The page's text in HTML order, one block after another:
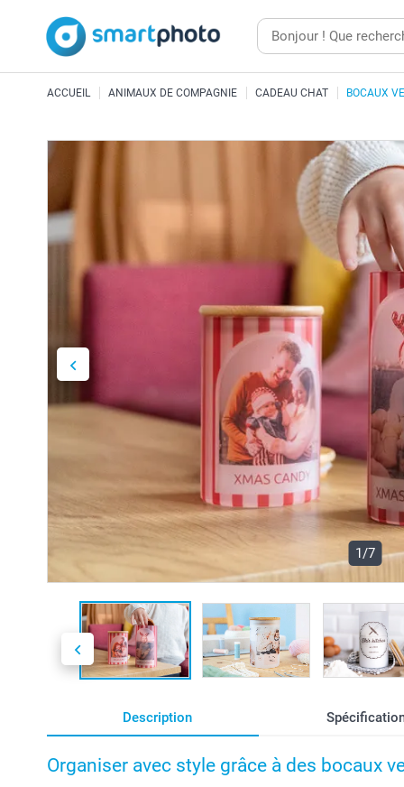
ACCUEIL ANIMAUX DE COMPAGNIE CADEAU CHAT BOCAUX
1/7
Description
Organiser avec style grâce à des bocaux